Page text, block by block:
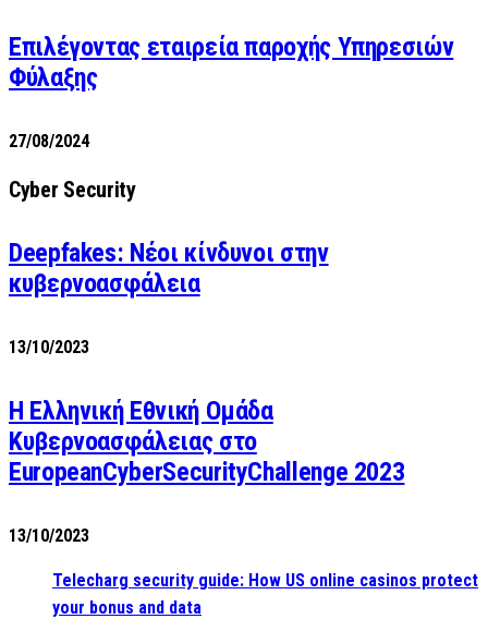
Επιλέγοντας εταιρεία παροχής Υπηρεσιών
Φύλαξης
27/08/2024
Cyber Security
Deepfakes: Νέοι κίνδυνοι στην
κυβερνοασφάλεια
13/10/2023
Η Ελληνική Εθνική Ομάδα
Κυβερνοασφάλειας στο
EuropeanCyberSecurityChallenge 2023
13/10/2023
Telecharg security guide: How US online casinos protect
your bonus and data